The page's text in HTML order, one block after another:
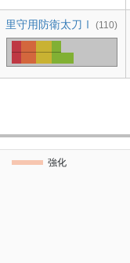
里守用防衛太刀Ⅰ (110)
強化